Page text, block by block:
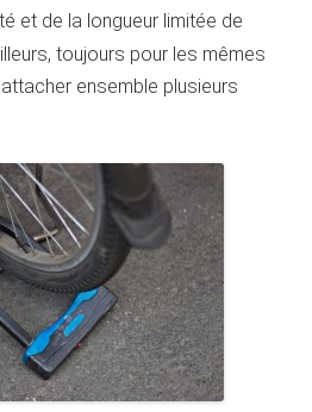
et de la longueur limitée de
toujours pour les mêmes
ensemble plusieurs